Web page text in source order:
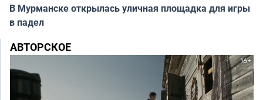
В Мурманске открылась уличная площадка для игры
в падел
АВТОРСКОЕ